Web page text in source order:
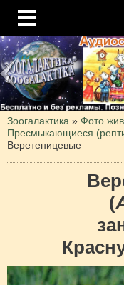
Зоогалактика » Фото
Пресмыкающиеся
Веретеницевые
(